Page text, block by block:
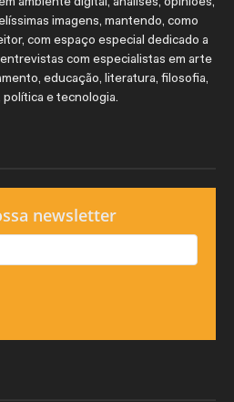
ambiente digital, análises, opiniões,
imagens, mantendo, como
com espaço especial dedicado a
com especialistas em arte
educação, literatura, filosofia,
política e tecnologia.
newsletter